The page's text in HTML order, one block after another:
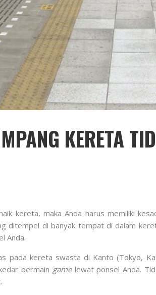
KERETA
kereta, maka Anda harus memiliki
ditempel di banyak tempat di dalam
Anda.
pada kereta swasta di Kanto (Tokyo,
bermain gamelewat ponsel Anda.